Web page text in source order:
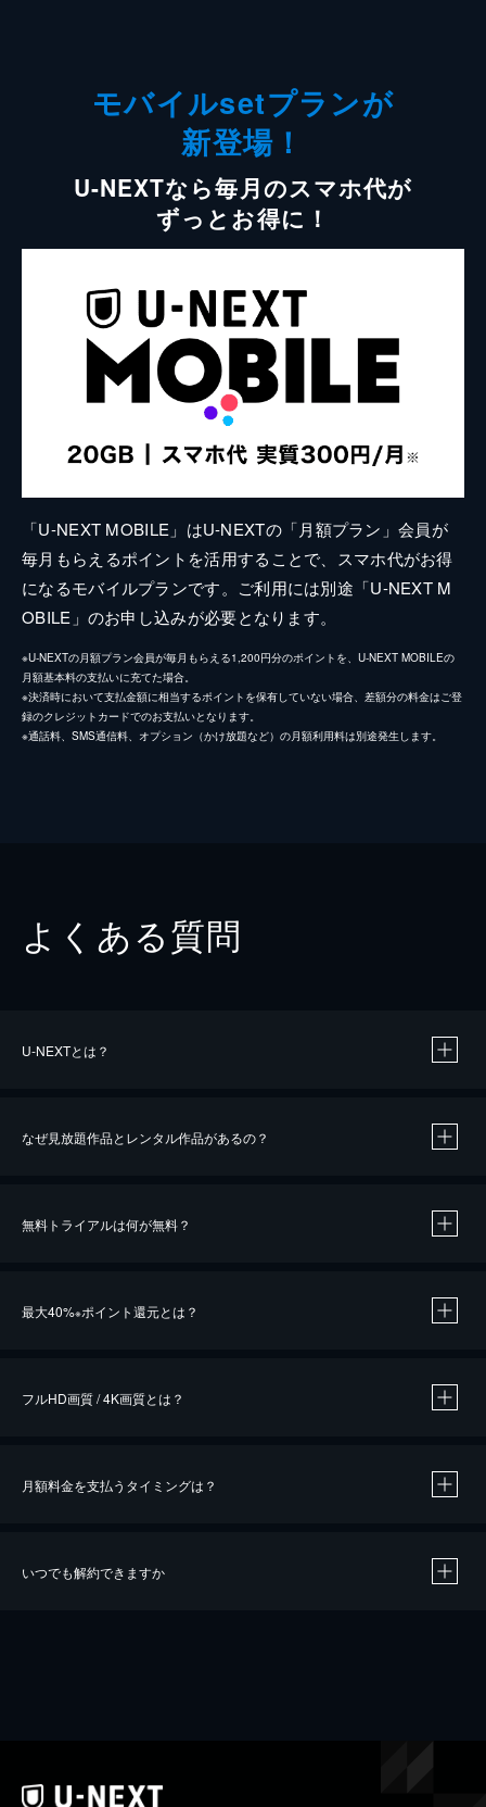
モバイルsetプランが
新登場！
U-NEXTなら毎月のスマホ代が
ずっとお得に！
「U-NEXT MOBILE」はU-NEXTの「月額プラン」会員が
毎月もらえるポイントを活用することで、スマホ代がお得
になるモバイルプランです。ご利用には別途「U-NEXT M
OBILE」のお申し込みが必要となります。
※U-NEXTの月額プラン会員が毎月もらえる1,200円分のポイントを、U-NEXT MOBILEの
月額基本料の支払いに充てた場合。
※決済時において支払金額に相当するポイントを保有していない場合、差額分の料金はご登
録のクレジットカードでのお支払いとなります。
※通話料、SMS通信料、オプション（かけ放題など）の月額利用料は別途発生します。
よくある質問
U-NEXTとは？
なぜ見放題作品とレンタル作品があるの？
無料トライアルは何が無料？
最大40%※ポイント還元とは？
※40％ポイント還元の対象は、クレジットカード決済による作品の購入 / レンタルです。
フルHD画質 / 4K画質とは？
月額料金を支払うタイミングは？
いつでも解約できますか